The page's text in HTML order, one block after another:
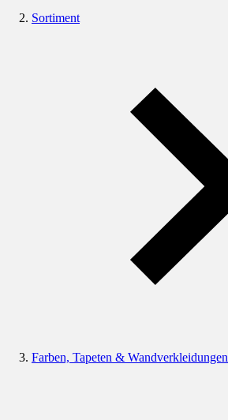
Sortiment
Farben, Tapeten & Wandverkleidungen